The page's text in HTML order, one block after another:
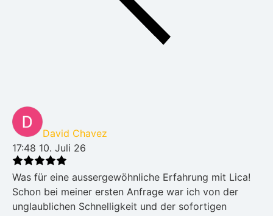
David Chavez
17:48 10. Juli 26
Was für eine aussergewöhnliche Erfahrung mit Lica!
Schon bei meiner ersten Anfrage war ich von der
unglaublichen Schnelligkeit und der sofortigen